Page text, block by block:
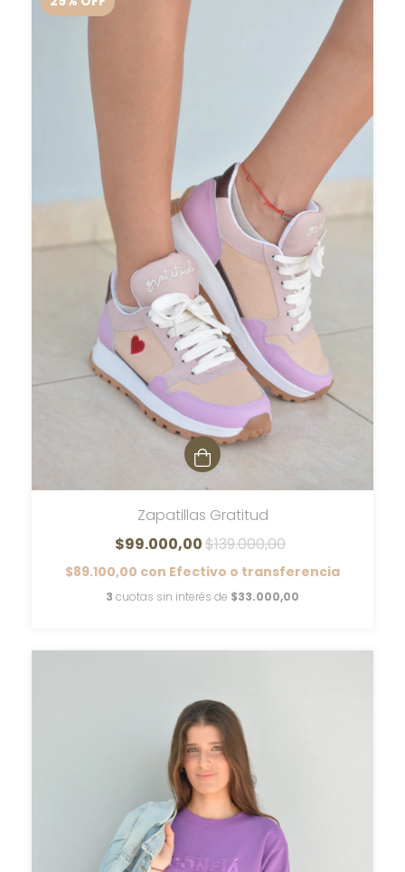
Zapatillas Gratitud
$99.000,00$139.000,00
$89.100,00 con Efectivo o transferencia
3 cuotas sin interés de $33.000,00